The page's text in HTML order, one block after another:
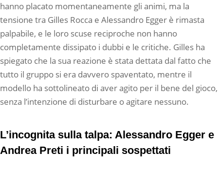
hanno placato momentaneamente gli animi, ma la
tensione tra Gilles Rocca e Alessandro Egger è rimasta
palpabile, e le loro scuse reciproche non hanno
completamente dissipato i dubbi e le critiche. Gilles ha
spiegato che la sua reazione è stata dettata dal fatto che
tutto il gruppo si era davvero spaventato, mentre il
modello ha sottolineato di aver agito per il bene del gioco,
senza l’intenzione di disturbare o agitare nessuno.
L’incognita sulla talpa: Alessandro Egger e
Andrea Preti i principali sospettati